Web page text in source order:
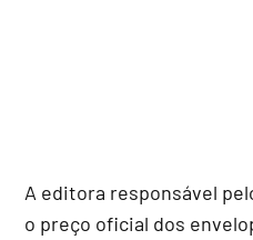
A editora responsável
o preço oficial dos